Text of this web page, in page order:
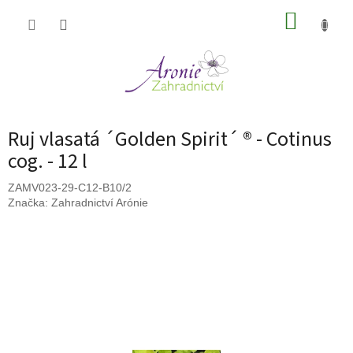
Ruj vlasatá ´Golden Spirit´ ® - Cotinus
cog. - 12 l
ZAMV023-29-C12-B10/2
Značka: Zahradnictví Arónie